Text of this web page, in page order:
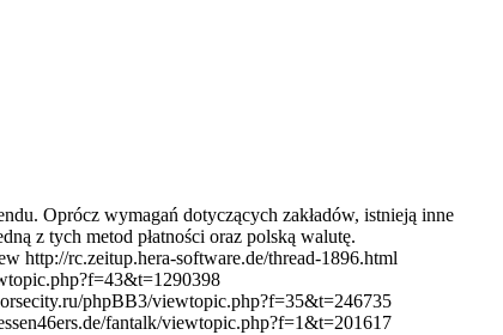
Oprócz wymagań dotyczących zakładów, istnieją inne
z tych metod płatności oraz polską walutę.
http://rc.zeitup.hera-software.de/thread-1896.html
phpBB3/viewtopic.php?f=35&t=246735
fantalk/viewtopic.php?f=1&t=201617